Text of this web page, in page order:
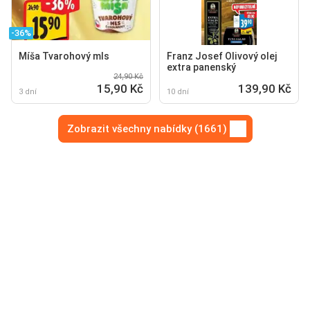
-36%
Míša Tvarohový mls
3 dní
24,90 Kč
15,90 Kč
Franz Josef Olivový olej
extra panenský
10 dní 139,90 Kč
Zobrazit všechny nabídky (1661)